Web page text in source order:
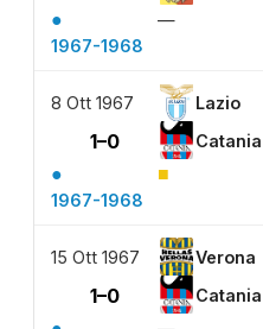
●
—
1967-1968
8 Ott 1967 Lazio
1–0 Catania
● ■
1967-1968
15 Ott 1967 Verona
1–0 Catania